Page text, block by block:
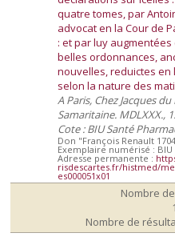
quatre tomes, par
advocat en la Cour de
: et par luy
belles ordonnances,
nouvelles, reduictes en
selon la nature des
A Paris, Chez Jacques du
Samaritaine. MDLXXX.,
Cote : BIU Santé
Don "François Renault
Exemplaire numérisé : BIU
Adresse permanente :
risdescartes.fr/histmed/
es000051x01
Nombre
Nombre de